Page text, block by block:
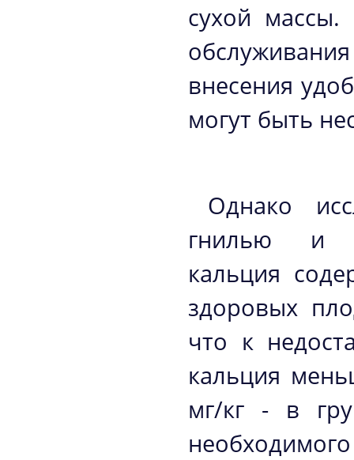
сухой
внесения
могут быть
Однако
гнилью и
кальция
здоровых
что к
кальция
мг/кг - в